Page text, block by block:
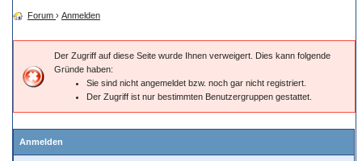
Forum › Anmelden
Der Zugriff auf diese Seite wurde Ihnen verweigert. Dies kann folgende
Gründe haben:
Sie sind nicht angemeldet bzw. noch gar nicht registriert.
Der Zugriff ist nur bestimmten Benutzergruppen gestattet.
Anmelden